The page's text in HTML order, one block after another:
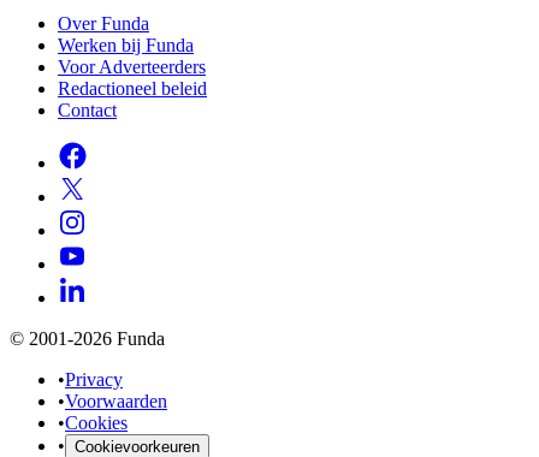
Over Funda
Werken bij Funda
Voor Adverteerders
Redactioneel beleid
Contact
© 2001-2026 Funda
•Privacy
•Voorwaarden
•Cookies
• Cookievoorkeuren